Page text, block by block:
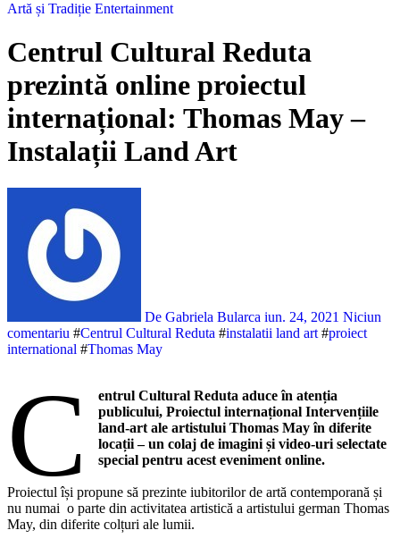
Artă și Tradiție Entertainment
Centrul Cultural Reduta
prezintă online proiectul
internațional: Thomas May –
Instalații Land Art
De Gabriela Bularca iun. 24, 2021 Niciun
comentariu #Centrul Cultural Reduta #instalatii land art #proiect
international #Thomas May
C
entrul Cultural Reduta aduce în atenția
publicului, Proiectul internațional Intervențiile
land-art ale artistului Thomas May în diferite
locații – un colaj de imagini și video-uri selectate
special pentru acest eveniment online.
Proiectul își propune să prezinte iubitorilor de artă contemporană și
nu numai o parte din activitatea artistică a artistului german Thomas
May, din diferite colțuri ale lumii.